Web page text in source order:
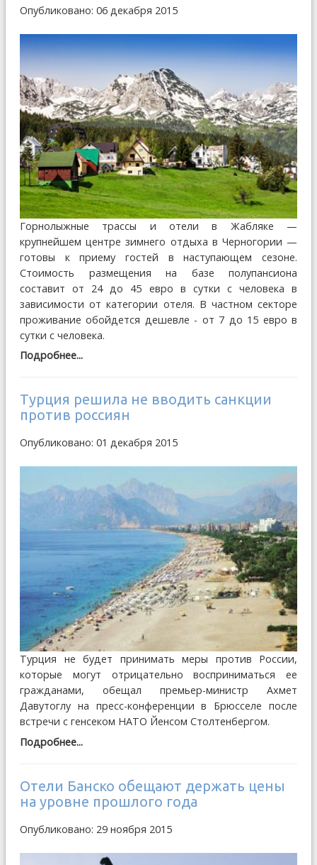
Опубликовано: 06 декабря 2015
Горнолыжные трассы и отели в Жабляке —
крупнейшем центре зимнего отдыха в Черногории —
готовы к приему гостей в наступающем сезоне.
Стоимость размещения на базе полупансиона
составит от 24 до 45 евро в сутки с человека в
зависимости от категории отеля. В частном секторе
проживание обойдется дешевле - от 7 до 15 евро в
сутки с человека.
Подробнее...
Турция решила не вводить санкции
против россиян
Опубликовано: 01 декабря 2015
Турция не будет принимать меры против России,
которые могут отрицательно восприниматься ее
гражданами, обещал премьер-министр Ахмет
Давутоглу на пресс-конференции в Брюсселе после
встречи с генсеком НАТО Йенсом Столтенбергом.
Подробнее...
Отели Банско обещают держать цены
на уровне прошлого года
Опубликовано: 29 ноября 2015